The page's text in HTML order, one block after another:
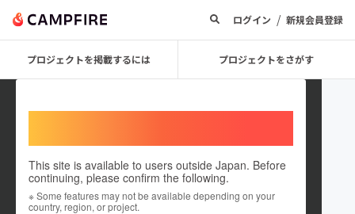
ログイン / 新規会員登録
プロジェクトを掲載するには プロジェクトをさがす
This site is available to users outside Japan. Before
continuing, please confirm the following.
※ Some features may not be available depending on your
country, region, or project.
beastmurayama